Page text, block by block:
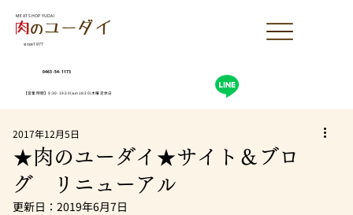
0463-54-1173
【営業時間】9:30-19:30(sun18:30)木曜定休日
MEAT SHOP YUDAI
since1977
★肉のユーダイ★サイト＆ブロ
グ リニューアル
2017年12月5日
更新日：2019年6月7日